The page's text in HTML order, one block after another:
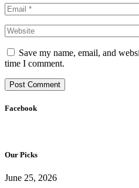
Save my name, email, and
time I comment.
Facebook
Our Picks
June 25, 2026